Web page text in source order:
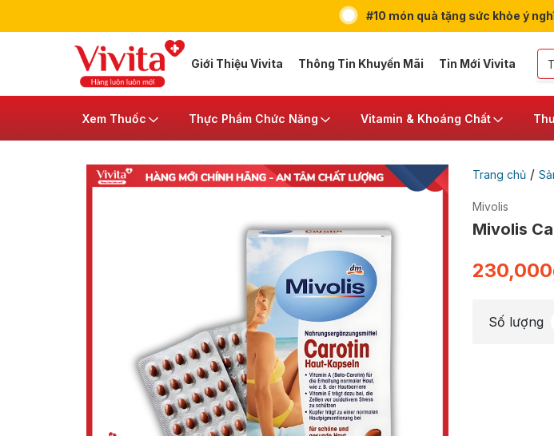
#10 món quà tặng sức khỏe ý
Giới Thiệu Vivita Thông Tin Khuyến Mãi Tin Mới Vivita
Xem Thuốc Thực Phẩm Chức Năng Vitamin & Khoáng Chất
Trang chủ/
Mivolis
Mivolis
230,000
Số lượng